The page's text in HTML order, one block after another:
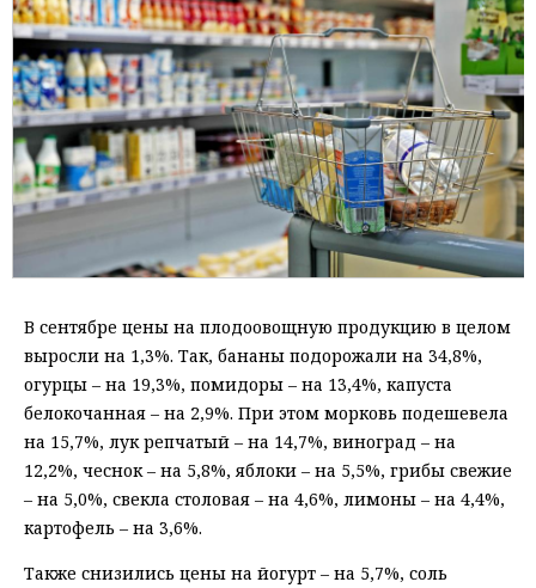
В сентябре цены на плодоовощную продукцию в целом
выросли на 1,3%. Так, бананы подорожали на 34,8%,
огурцы – на 19,3%, помидоры – на 13,4%, капуста
белокочанная – на 2,9%. При этом морковь подешевела
на 15,7%, лук репчатый – на 14,7%, виноград – на
12,2%, чеснок – на 5,8%, яблоки – на 5,5%, грибы свежие
– на 5,0%, свекла столовая – на 4,6%, лимоны – на 4,4%,
картофель – на 3,6%.
Также снизились цены на йогурт – на 5,7%, соль